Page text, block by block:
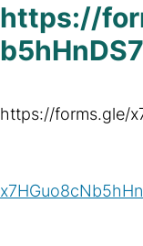
https://
b5hHnDS7
https://forms.gle/